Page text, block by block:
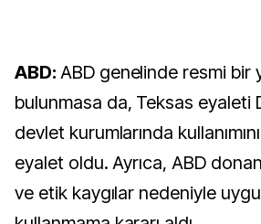
ABD: ABD genelinde resmi bir
bulunmasa da, Teksas eyaleti
devlet kurumlarında
eyalet oldu. Ayrıca, ABD
ve etik kaygılar nedeniyle